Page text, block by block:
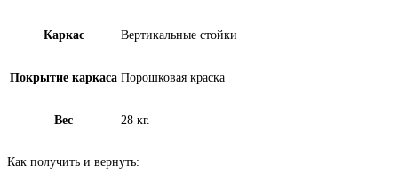
Каркас Вертикальные стойки
Покрытие каркаса Порошковая краска
Вес 28 кг.
Как получить и вернуть: